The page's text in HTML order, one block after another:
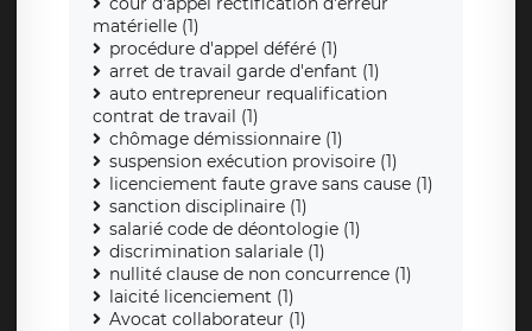
matérielle (1)
procédure d'appel déféré (1)
arret de travail garde d'enfant (1)
auto entrepreneur requalification
contrat de travail (1)
chômage démissionnaire (1)
suspension exécution provisoire (1)
licenciement faute grave sans cause (1)
sanction disciplinaire (1)
salarié code de déontologie (1)
discrimination salariale (1)
nullité clause de non concurrence (1)
laicité licenciement (1)
Avocat collaborateur (1)